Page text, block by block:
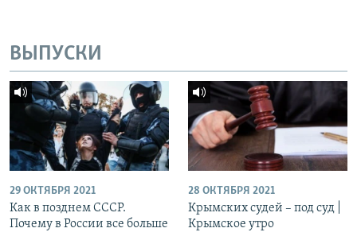
ВЫПУСКИ
29 ОКТЯБРЯ 2021
Как в позднем СССР.
Почему в России все больше
28 ОКТЯБРЯ 2021
Крымских судей – под суд |
Крымское утро